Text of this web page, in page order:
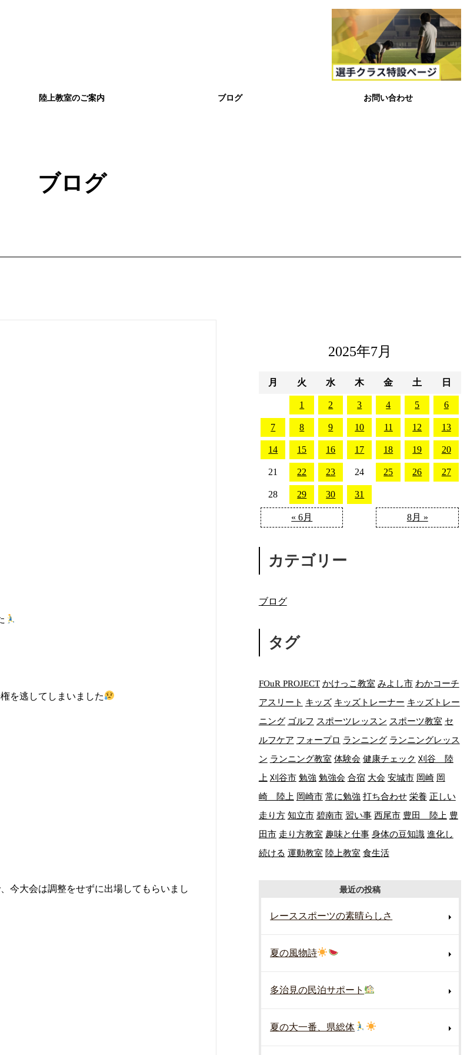
陸上教室のご案内 ブログ お問い合わせ
ブログ
を逃してしまいました
今大会は調整をせずに出場してもらいまし
2025年7月
月 火 水 木 金 土 日
« 6月 8月 »
1 2 3 4 5 6
7 8 9 10 11 12 13
14 15 16 17 18 19 20
21 22 23 24 25 26 27
28 29 30 31
カテゴリー
ブログ
タグ
FOuR PROJECT かけっこ教室 みよし市 わかコーチ
アスリート キッズ キッズトレーナー キッズトレー
ニング ゴルフ スポーツレッスン スポーツ教室 セ
ルフケア フォープロ ランニング ランニングレッス
ン ランニング教室 体験会 健康チェック 刈谷 陸
上 刈谷市 勉強 勉強会 合宿 大会 安城市 岡崎 岡
崎 陸上 岡崎市 常に勉強 打ち合わせ 栄養 正しい
走り方 知立市 碧南市 習い事 西尾市 豊田 陸上 豊
田市 走り方教室 趣味と仕事 身体の豆知識 進化し
続ける 運動教室 陸上教室 食生活
最近の投稿
レーススポーツの素晴らしさ
夏の風物詩
多治見の民泊サポート
夏の大一番、県総体